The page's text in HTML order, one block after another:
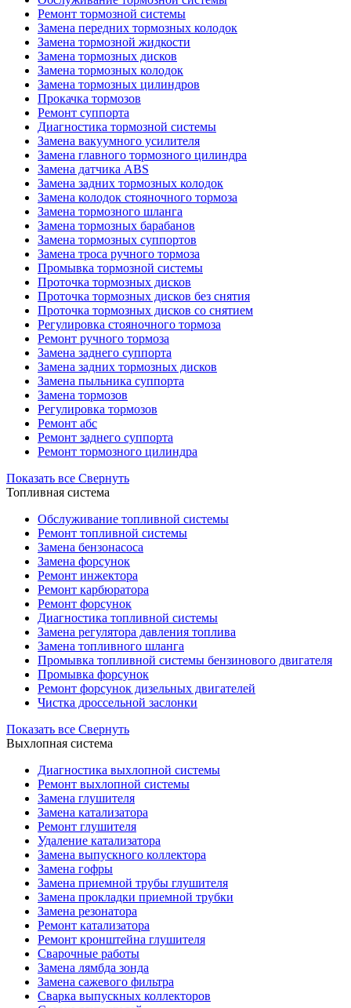
Ремонт тормозной системы
Замена передних тормозных колодок
Замена тормозной жидкости
Замена тормозных дисков
Замена тормозных колодок
Замена тормозных цилиндров
Прокачка тормозов
Ремонт суппорта
Диагностика тормозной системы
Замена вакуумного усилителя
Замена главного тормозного цилиндра
Замена датчика ABS
Замена задних тормозных колодок
Замена колодок стояночного тормоза
Замена тормозного шланга
Замена тормозных барабанов
Замена тормозных суппортов
Замена троса ручного тормоза
Промывка тормозной системы
Проточка тормозных дисков
Проточка тормозных дисков без снятия
Проточка тормозных дисков со снятием
Регулировка стояночного тормоза
Ремонт ручного тормоза
Замена заднего суппорта
Замена задних тормозных дисков
Замена пыльника суппорта
Замена тормозов
Регулировка тормозов
Ремонт абс
Ремонт заднего суппорта
Ремонт тормозного цилиндра
Показать все Свернуть
Топливная система
Обслуживание топливной системы
Ремонт топливной системы
Замена бензонасоса
Замена форсунок
Ремонт инжектора
Ремонт карбюратора
Ремонт форсунок
Диагностика топливной системы
Замена регулятора давления топлива
Замена топливного шланга
Промывка топливной системы бензинового двигателя
Промывка форсунок
Ремонт форсунок дизельных двигателей
Чистка дроссельной заслонки
Показать все Свернуть
Выхлопная система
Диагностика выхлопной системы
Ремонт выхлопной системы
Замена глушителя
Замена катализатора
Ремонт глушителя
Удаление катализатора
Замена выпускного коллектора
Замена гофры
Замена приемной трубы глушителя
Замена прокладки приемной трубки
Замена резонатора
Ремонт катализатора
Ремонт кронштейна глушителя
Сварочные работы
Замена лямбда зонда
Замена сажевого фильтра
Сварка выпускных коллекторов